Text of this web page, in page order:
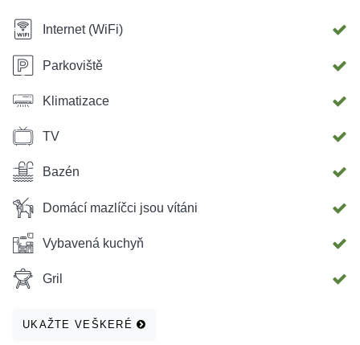
Internet (WiFi)
Parkoviště
Klimatizace
TV
Bazén
Domácí mazlíčci jsou vítáni
Vybavená kuchyň
Gril
UKAŽTE VEŠKERÉ